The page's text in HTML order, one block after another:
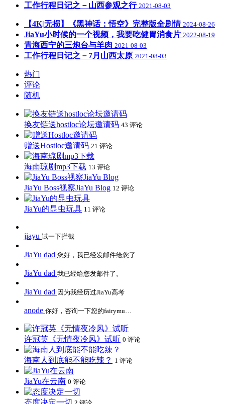
工作行程日记之－山西参观之行 2021-08-03
【4K|无损】《黑神话：悟空》完整版全剧情 2024-08-26
JiaYu小时候的一个视频，我要吃健胃消食片 2022-08-19
青海西宁的三炮台与羊肉 2021-08-03
工作行程日记之－7月山西太原 2021-08-03
热门
评论
随机
换友链送hostloc论坛邀请码 43 评论
赠送Hostloc邀请码 21 评论
海南琼剧mp3下载 13 评论
JiaYu Boss视察JiaYu Blog 12 评论
JiaYu的昆虫玩具 11 评论
jiayu 试一下拦截
JiaYu dad 您好，我已经发邮件给您了
JiaYu dad 我已经给您发邮件了。
JiaYu dad 因为我经历过JiaYu高考
anode 你好，咨询一下您的fairymu…
许冠英《无情夜冷风》试听 0 评论
海南人到底能不能吃辣？ 1 评论
JiaYu在云南 0 评论
态度决定一切